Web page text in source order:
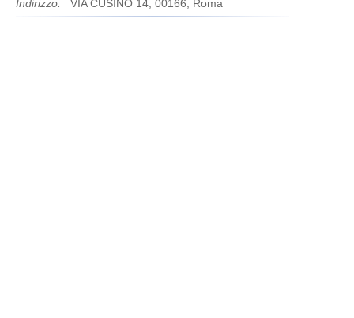
Indirizzo:
VIA CUSINO 14, 00166, Roma